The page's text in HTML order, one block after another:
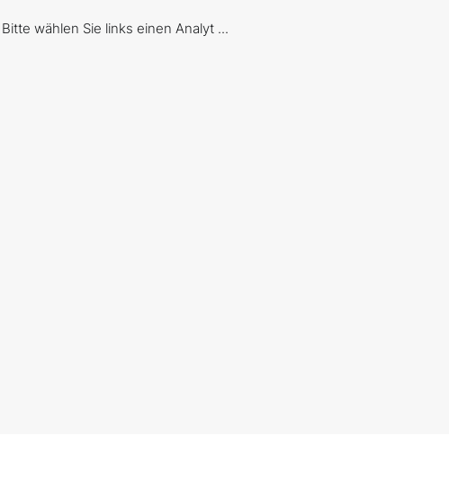
Bitte wählen Sie links einen Analyt ...